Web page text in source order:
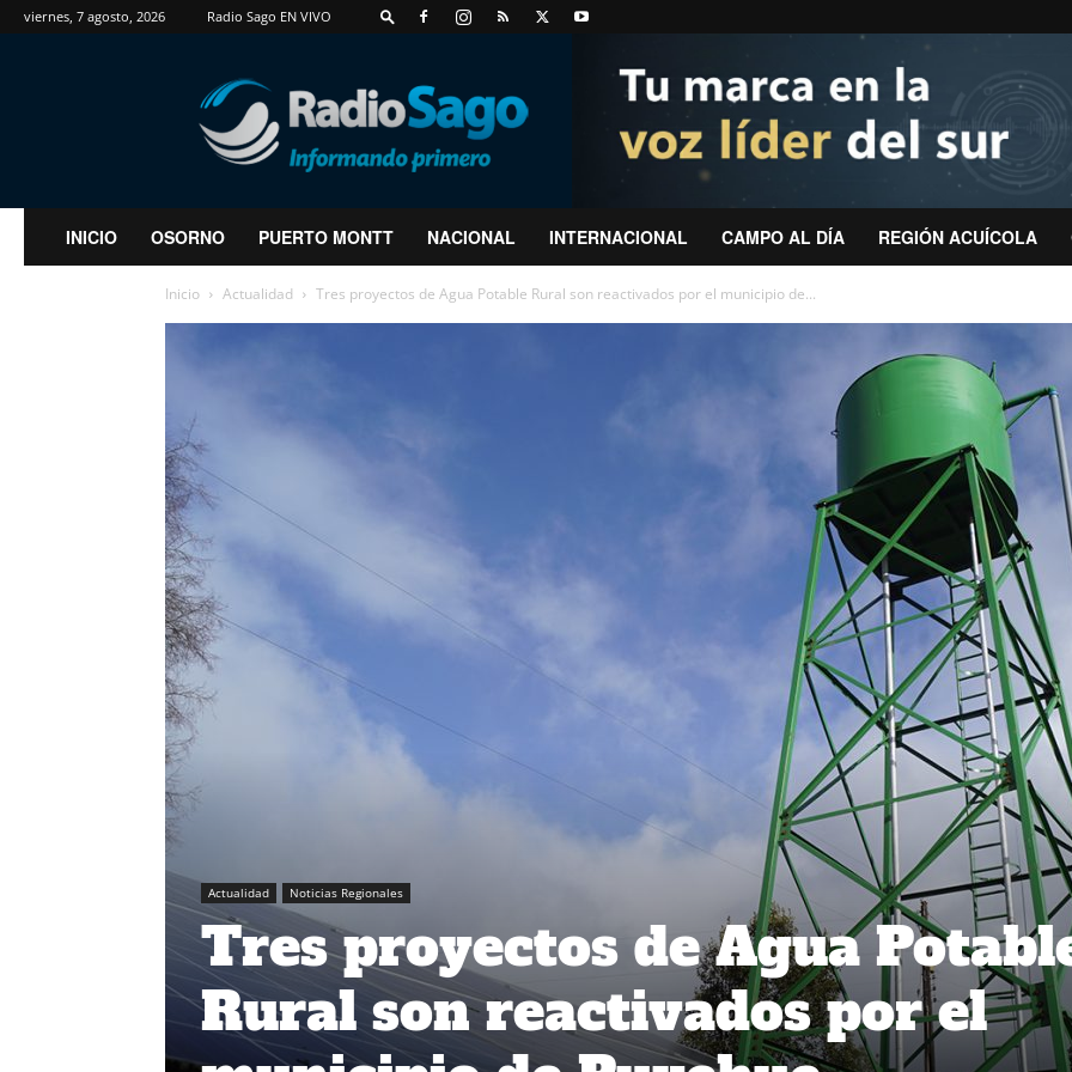
viernes, 7 agosto, 2026 Radio Sago EN VIVO
RadioSago
INICIO OSORNO PUERTO MONTT NACIONAL INTERNACIONAL CAMPO AL DÍA REGIÓN ACUÍCOLA
Inicio Actualidad Tres proyectos de Agua Potable Rural son reactivados por el municipio de...
Actualidad Noticias Regionales
Tres proyectos de Agua
Rural son reactivados por el